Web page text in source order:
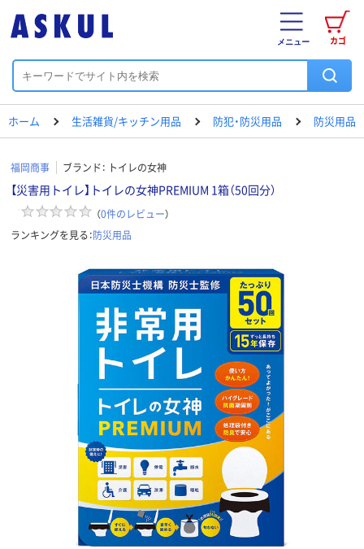
カゴ
メニュー
ホーム 生活雑貨/キッチン用品 防犯・防災用品 防災用品
福岡商事 ブランド： トイレの女神
【災害用トイレ】トイレの女神PREMIUM 1箱（50回分）
（0件のレビュー）
ランキングを見る：防災用品